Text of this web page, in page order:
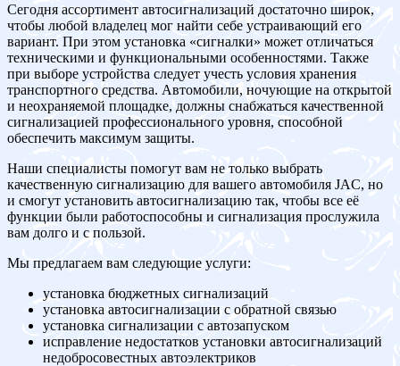
Сегодня ассортимент автосигнализаций достаточно широк,
чтобы любой владелец мог найти себе устраивающий его
вариант. При этом установка «сигналки» может отличаться
техническими и функциональными особенностями. Также
при выборе устройства следует учесть условия хранения
транспортного средства. Автомобили, ночующие на открытой
и неохраняемой площадке, должны снабжаться качественной
сигнализацией профессионального уровня, способной
обеспечить максимум защиты.
Наши специалисты помогут вам не только выбрать
качественную сигнализацию для вашего автомобиля JAC, но
и смогут установить автосигнализацию так, чтобы все её
функции были работоспособны и сигнализация прослужила
вам долго и с пользой.
Мы предлагаем вам следующие услуги:
установка бюджетных сигнализаций
установка автосигнализации с обратной связью
установка сигнализации с автозапуском
исправление недостатков установки автосигнализаций
недобросовестных автоэлектриков